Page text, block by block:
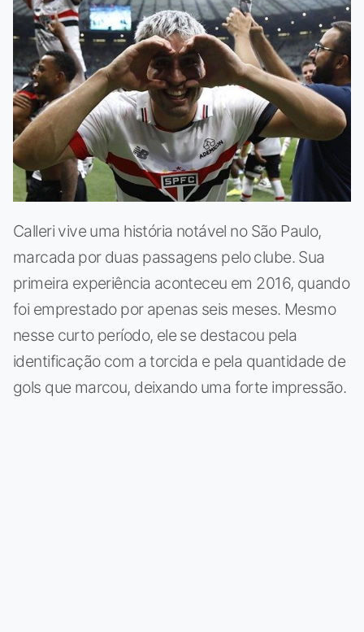
Calleri vive uma história notável no São Paulo,
marcada por duas passagens pelo clube. Sua
primeira experiência aconteceu em 2016, quando
foi emprestado por apenas seis meses. Mesmo
nesse curto período, ele se destacou pela
identificação com a torcida e pela quantidade de
gols que marcou, deixando uma forte impressão.